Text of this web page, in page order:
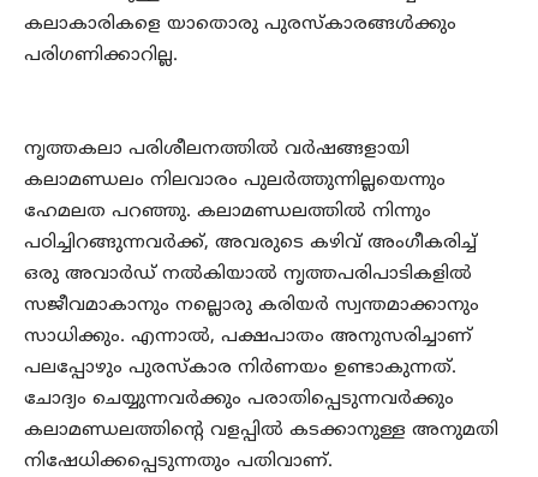
കലാകാരികളെ യാതൊരു പുരസ്‌കാരങ്ങള്‍ക്കും
പരിഗണിക്കാറില്ല.
നൃത്തകലാ പരിശീലനത്തില്‍ വര്‍ഷങ്ങളായി
കലാമണ്ഡലം നിലവാരം പുലര്‍ത്തുന്നില്ലയെന്നും
ഹേമലത പറഞ്ഞു. കലാമണ്ഡലത്തില്‍ നിന്നും
പഠിച്ചിറങ്ങുന്നവര്‍ക്ക്, അവരുടെ കഴിവ് അംഗീകരിച്ച്
ഒരു അവാര്‍ഡ് നല്‍കിയാല്‍ നൃത്തപരിപാടികളില്‍
സജീവമാകാനും നല്ലൊരു കരിയര്‍ സ്വന്തമാക്കാനും
സാധിക്കും. എന്നാല്‍, പക്ഷപാതം അനുസരിച്ചാണ്
പലപ്പോഴും പുരസ്‌കാര നിര്‍ണയം ഉണ്ടാകുന്നത്.
ചോദ്യം ചെയ്യുന്നവര്‍ക്കും പരാതിപ്പെടുന്നവര്‍ക്കും
കലാമണ്ഡലത്തിന്റെ വളപ്പില്‍ കടക്കാനുള്ള അനുമതി
നിഷേധിക്കപ്പെടുന്നതും പതിവാണ്.